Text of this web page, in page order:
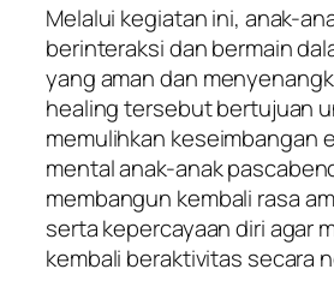
Melalui kegiatan ini, anak-
berinteraksi dan bermain
yang aman dan
healing tersebut bertujuan
memulihkan keseimbangan
mental anak-anak
membangun kembali rasa
serta kepercayaan diri agar
kembali beraktivitas secara